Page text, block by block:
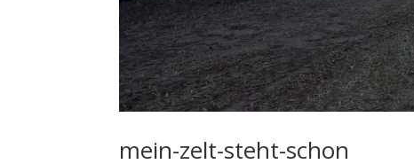
mein-zelt-steht-schon